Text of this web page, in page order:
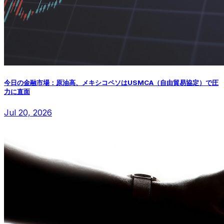
今日の金融市場：原油高、メキシコペソはUSMCA（自由貿易協定）で圧
力に直面
Jul 20, 2026